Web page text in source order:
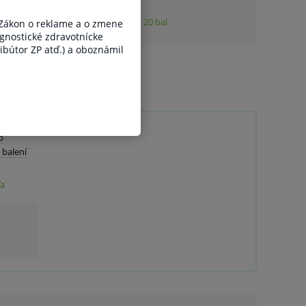
balení
o reklame a o zmene
zdravotnícke
ZP atď.) a oboznámil